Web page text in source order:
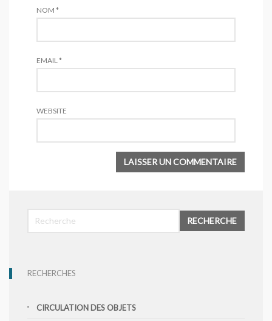
NOM *
EMAIL *
WEBSITE
RECHERCHE
RECHERCHES
CIRCULATION DES OBJETS